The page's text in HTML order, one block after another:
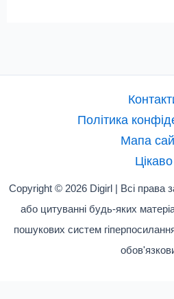
Політика
Мапа
Цікаво
Copyright © 2026 Digirl | Всі права
або цитуванні будь-яких
пошукових систем